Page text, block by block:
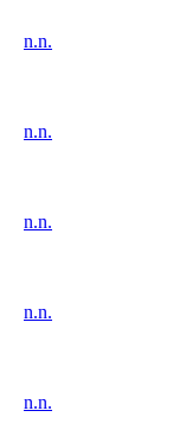
n.n.
n.n.
n.n.
n.n.
n.n.